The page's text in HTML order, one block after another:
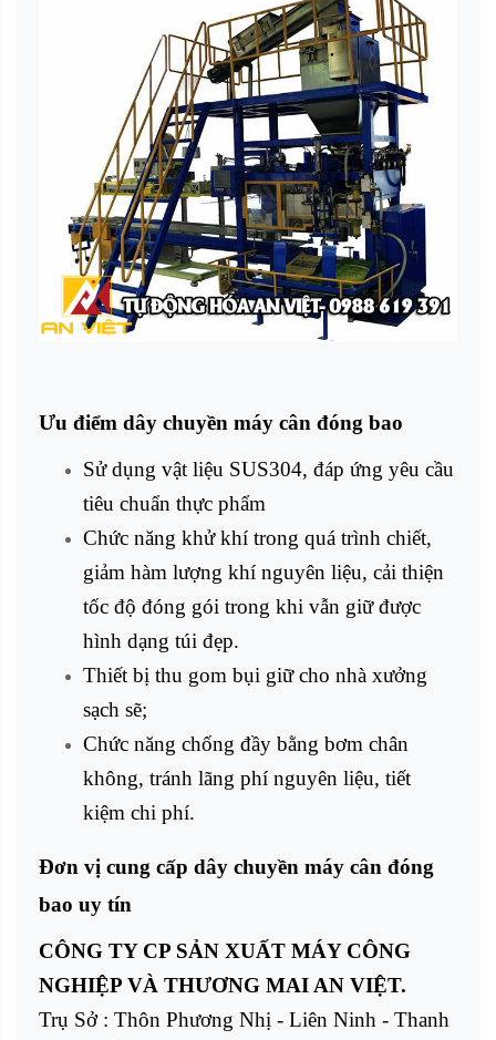
Ưu điểm dây chuyền máy cân đóng bao
Sử dụng vật liệu SUS304, đáp ứng yêu cầu
tiêu chuẩn thực phẩm
Chức năng khử khí trong quá trình chiết,
giảm hàm lượng khí nguyên liệu, cải thiện
tốc độ đóng gói trong khi vẫn giữ được
hình dạng túi đẹp.
Thiết bị thu gom bụi giữ cho nhà xưởng
sạch sẽ;
Chức năng chống đầy bằng bơm chân
không, tránh lãng phí nguyên liệu, tiết
kiệm chi phí.
Đơn vị cung cấp dây chuyền máy cân đóng
bao uy tín
CÔNG TY CP SẢN XUẤT MÁY CÔNG
NGHIỆP VÀ THƯƠNG MAI AN VIỆT.
Trụ Sở : Thôn Phương Nhị - Liên Ninh - Thanh